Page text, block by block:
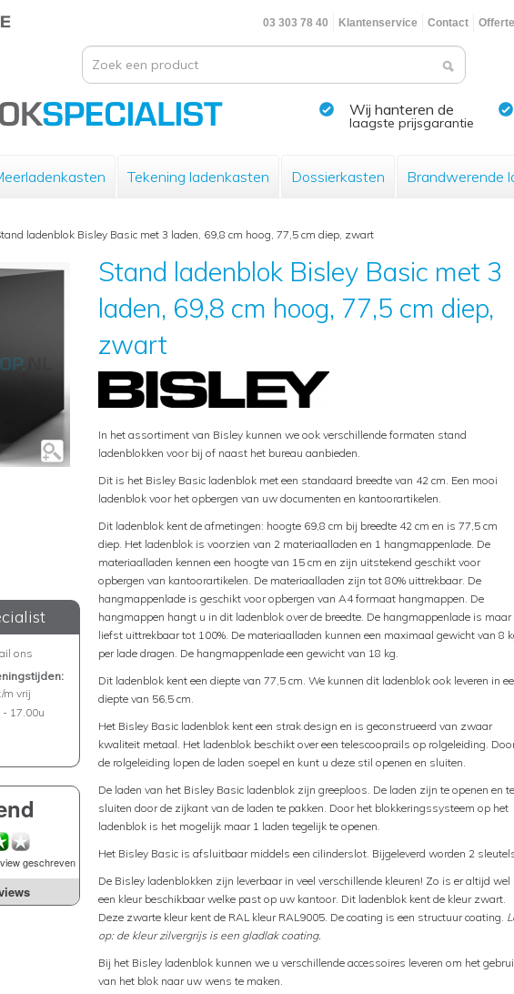
03 303 78 40 Klantenservice Contact Offerte
Wij hanteren de
laagste prijsgarantie
Tekening ladenkasten Dossierkasten Brandwerende
ladenblok Bisley Basic met 3 laden, 69,8 cm hoog, 77,5 cm diep, zwart
ons
m vrij
- 17.00u
geschreven
Stand ladenblok Bisley Basic met 3
laden, 69,8 cm hoog, 77,5 cm diep,
zwart
In het assortiment van Bisley kunnen we ook verschillende formaten stand
ladenblokken voor bij of naast het bureau aanbieden.
Dit is het Bisley Basic ladenblok met een standaard breedte van 42 cm. Een mooi
ladenblok voor het opbergen van uw documenten en kantoorartikelen.
Dit ladenblok kent de afmetingen: hoogte 69,8 cm bij breedte 42 cm en is 77,5 cm
diep. Het ladenblok is voorzien van 2 materiaalladen en 1 hangmappenlade. De
materiaalladen kennen een hoogte van 15 cm en zijn uitstekend geschikt voor
opbergen van kantoorartikelen. De materiaalladen zijn tot 80% uittrekbaar. De
hangmappenlade is geschikt voor opbergen van A4 formaat hangmappen. De
hangmappen hangt u in dit ladenblok over de breedte. De hangmappenlade is maar
liefst uittrekbaar tot 100%. De materiaalladen kunnen een maximaal gewicht van 8
per lade dragen. De hangmappenlade een gewicht van 18 kg.
Dit ladenblok kent een diepte van 77,5 cm. We kunnen dit ladenblok ook leveren in
diepte van 56,5 cm.
Het Bisley Basic ladenblok kent een strak design en is geconstrueerd van zwaar
kwaliteit metaal. Het ladenblok beschikt over een telescooprails op rolgeleiding.
de rolgeleiding lopen de laden soepel en kunt u deze stil openen en sluiten.
De laden van het Bisley Basic ladenblok zijn greeploos. De laden zijn te openen en te
sluiten door de zijkant van de laden te pakken. Door het blokkeringssysteem op het
ladenblok is het mogelijk maar 1 laden tegelijk te openen.
Het Bisley Basic is afsluitbaar middels een cilinderslot. Bijgeleverd worden 2
De Bisley ladenblokken zijn leverbaar in veel verschillende kleuren! Zo is er altijd wel
een kleur beschikbaar welke past op uw kantoor. Dit ladenblok kent de kleur zwart.
Deze zwarte kleur kent de RAL kleur RAL9005. De coating is een structuur coating.
op: de kleur zilvergrijs is een gladlak coating.
Bij het Bisley ladenblok kunnen we u verschillende accessoires leveren om het
van het blok naar uw wens te maken.